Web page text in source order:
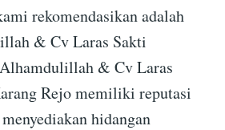
rekomendasikan adalah
& Cv Laras Sakti
& Cv Laras
Rejo memiliki reputasi
hidangan